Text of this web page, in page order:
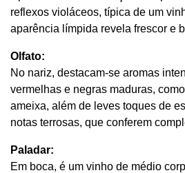
reflexos violáceos, típica de um
aparência límpida revela frescor e
Olfato:
No nariz, destacam-se aromas
vermelhas e negras maduras,
ameixa, além de leves toques de
notas terrosas, que conferem
Paladar:
Em boca, é um vinho de médio